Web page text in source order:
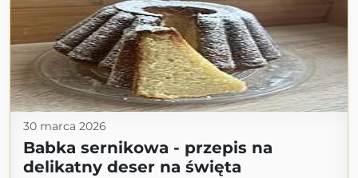
30 marca 2026
Babka sernikowa - przepis na
delikatny deser na święta